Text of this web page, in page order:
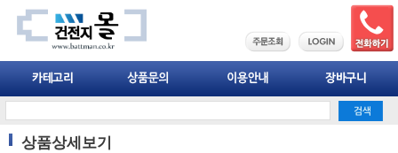
상품상세보기